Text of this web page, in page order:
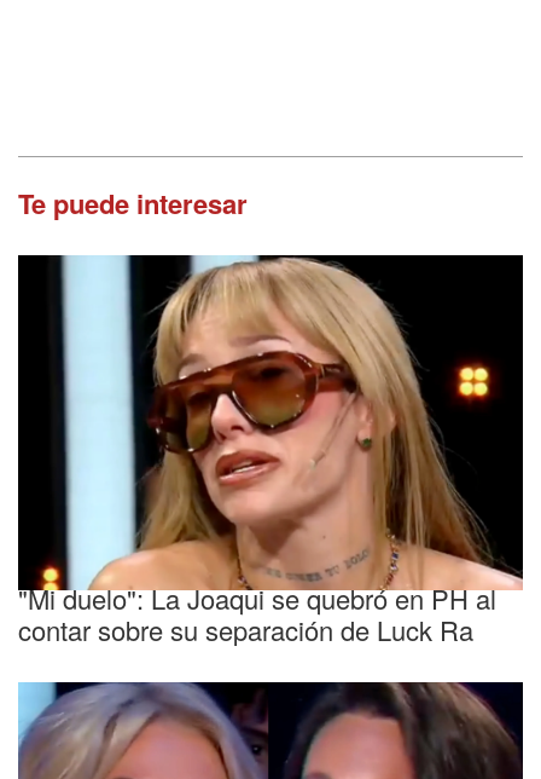
Te puede interesar
Conmovida
"Mi duelo": La Joaqui se quebró en PH al
contar sobre su separación de Luck Ra